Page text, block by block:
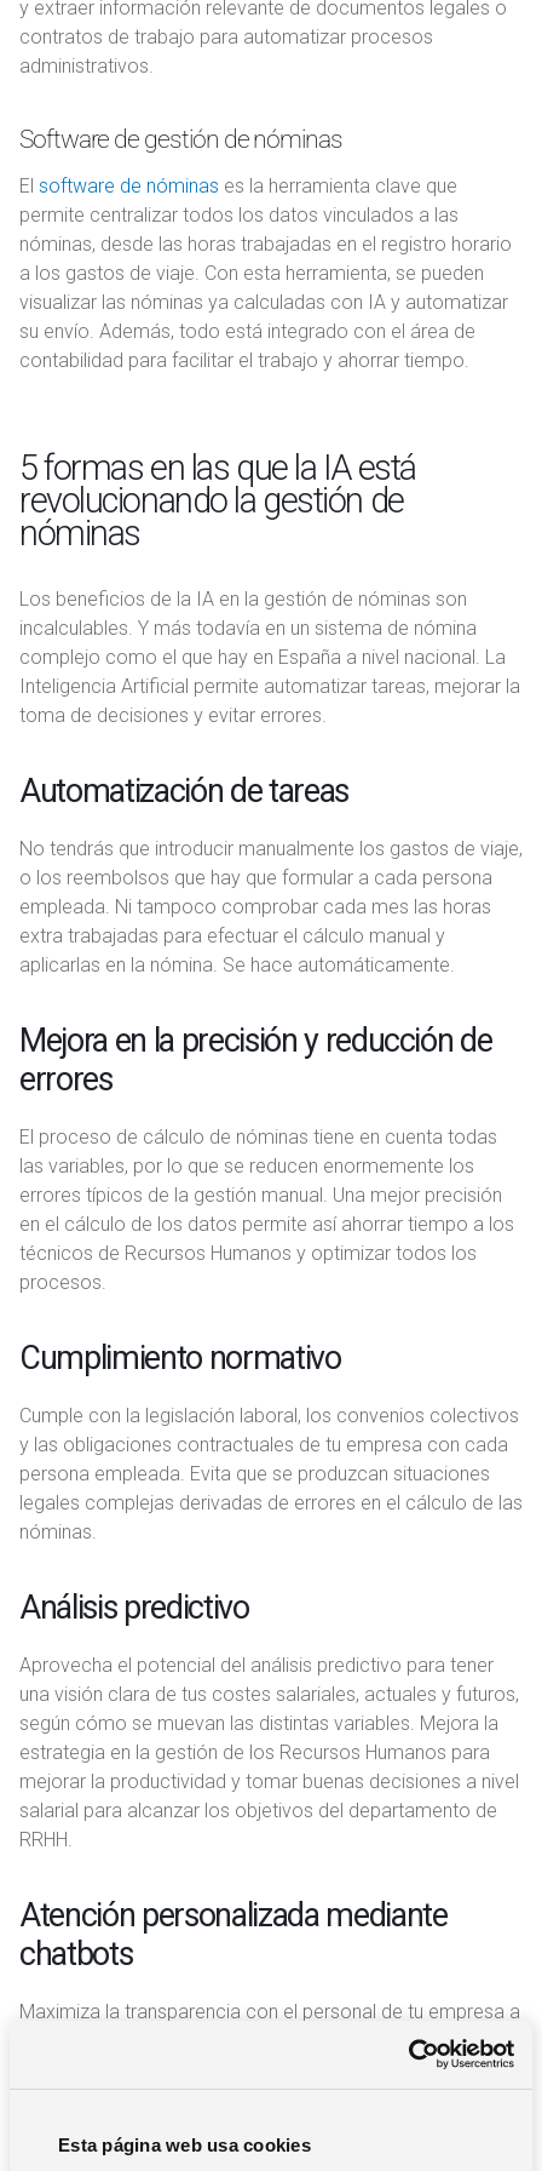
Esta página web usa cookies
y extraer información relevante de documentos legales o
contratos de trabajo para automatizar procesos
administrativos.
Software de gestión de nóminas
El software de nóminas es la herramienta clave que
permite centralizar todos los datos vinculados a las
nóminas, desde las horas trabajadas en el registro horario
a los gastos de viaje. Con esta herramienta, se pueden
visualizar las nóminas ya calculadas con IA y automatizar
su envío. Además, todo está integrado con el área de
contabilidad para facilitar el trabajo y ahorrar tiempo.
5 formas en las que la IA está
revolucionando la gestión de
nóminas
Los beneficios de la IA en la gestión de nóminas son
incalculables. Y más todavía en un sistema de nómina
complejo como el que hay en España a nivel nacional. La
Inteligencia Artificial permite automatizar tareas, mejorar la
toma de decisiones y evitar errores.
Automatización de tareas
No tendrás que introducir manualmente los gastos de viaje,
o los reembolsos que hay que formular a cada persona
empleada. Ni tampoco comprobar cada mes las horas
extra trabajadas para efectuar el cálculo manual y
aplicarlas en la nómina. Se hace automáticamente.
Mejora en la precisión y reducción de
errores
El proceso de cálculo de nóminas tiene en cuenta todas
las variables, por lo que se reducen enormemente los
errores típicos de la gestión manual. Una mejor precisión
en el cálculo de los datos permite así ahorrar tiempo a los
técnicos de Recursos Humanos y optimizar todos los
procesos.
Cumplimiento normativo
Cumple con la legislación laboral, los convenios colectivos
y las obligaciones contractuales de tu empresa con cada
persona empleada. Evita que se produzcan situaciones
legales complejas derivadas de errores en el cálculo de las
nóminas.
Análisis predictivo
Aprovecha el potencial del análisis predictivo para tener
una visión clara de tus costes salariales, actuales y futuros,
según cómo se muevan las distintas variables. Mejora la
estrategia en la gestión de los Recursos Humanos para
mejorar la productividad y tomar buenas decisiones a nivel
salarial para alcanzar los objetivos del departamento de
RRHH.
Atención personalizada mediante
chatbots
Maximiza la transparencia con el personal de tu empresa a
través de sistemas de chabot que resuelvan las dudas y
problemas de tu personal, ahorrando tiempo para que tu